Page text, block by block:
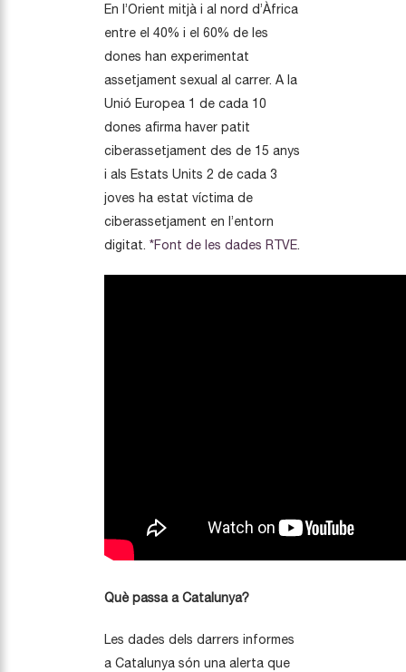
En l’Orient mitjà i al nord d’Àfrica
entre el 40% i el 60% de les
dones han experimentat
assetjament sexual al carrer. A la
Unió Europea 1 de cada 10
dones afirma haver patit
ciberassetjament des de 15 anys
i als Estats Units 2 de cada 3
joves ha estat víctima de
ciberassetjament en l’entorn
digitat. *Font de les dades RTVE.
Què passa a Catalunya?
Les dades dels darrers informes
a Catalunya són una alerta que